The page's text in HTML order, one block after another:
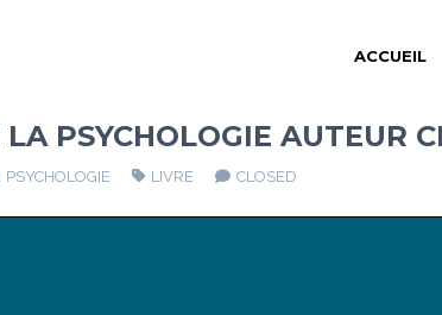
ACCUEIL
PSYCHOLOGIE AUTEUR
PSYCHOLOGIE LIVRE CLOSED